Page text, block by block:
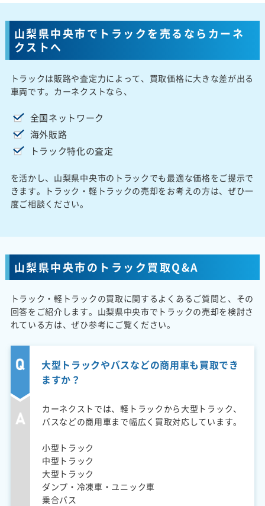
山梨県中央市でトラックを売るならカーネ
クストへ
トラックは販路や査定力によって、買取価格に大きな差が出る
車両です。カーネクストなら、
全国ネットワーク
海外販路
トラック特化の査定
を活かし、山梨県中央市のトラックでも最適な価格をご提示で
きます。トラック・軽トラックの売却をお考えの方は、ぜひ一
度ご相談ください。
山梨県中央市のトラック買取Q&A
トラック・軽トラックの買取に関するよくあるご質問と、その
回答をご紹介します。山梨県中央市でトラックの売却を検討さ
れている方は、ぜひ参考にご覧ください。
大型トラックやバスなどの商用車も買取でき
ますか？
カーネクストでは、軽トラックから大型トラック、
バスなどの商用車まで幅広く買取対応しています。
小型トラック
中型トラック
大型トラック
ダンプ・冷凍車・ユニック車
乗合バス